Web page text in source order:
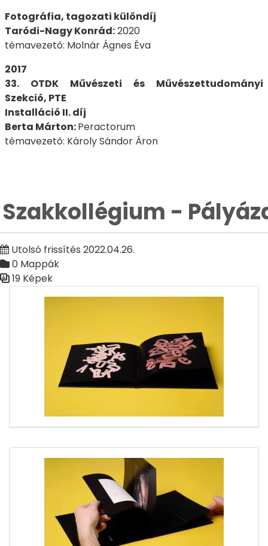
Fotográfia, tagozati különdíj
Taródi-Nagy Konrád:2020
témavezető: Molnár Ágnes Éva
2017
33. OTDK Művészeti és Művészettudományi
Szekció, PTE
Installáció II. díj
Berta Márton:Peractorum
témavezető: Károly Sándor Áron
Szakkollégium -
Utolsó frissítés 2022.04.26.
0 Mappák
19 Képek